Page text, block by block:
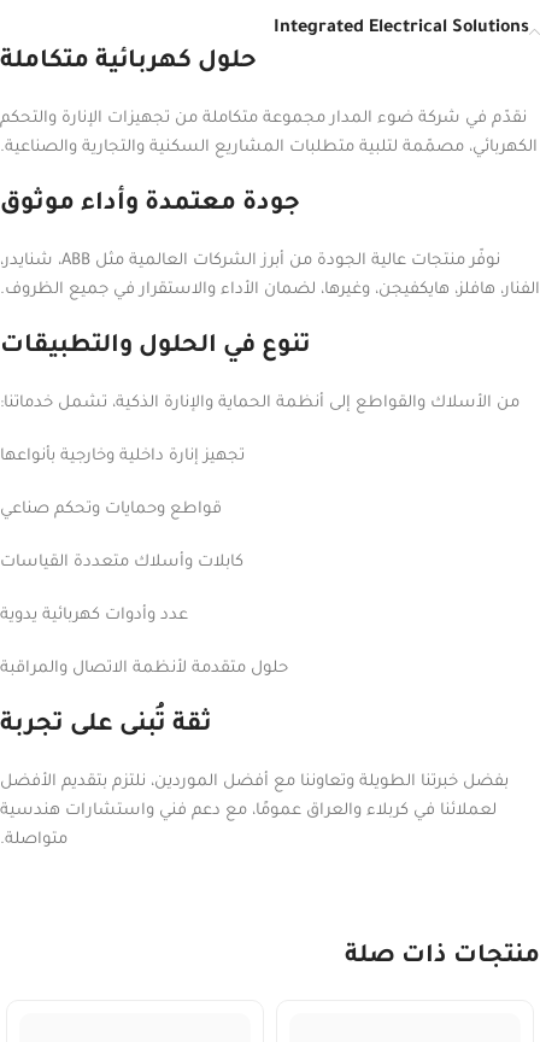
Integrated Electrical Solutions
حلول كهربائية متكاملة
نقدّم في شركة ضوء المدار مجموعة متكاملة من تجهيزات الإنارة والتحكم
الكهربائي، مصمّمة لتلبية متطلبات المشاريع السكنية والتجارية والصناعية.
جودة معتمدة وأداء موثوق
نوفّر منتجات عالية الجودة من أبرز الشركات العالمية مثل ABB، شنايدر،
الفنار، هافلز، هايكفيجن، وغيرها، لضمان الأداء والاستقرار في جميع الظروف.
تنوع في الحلول والتطبيقات
من الأسلاك والقواطع إلى أنظمة الحماية والإنارة الذكية، تشمل خدماتنا:
تجهيز إنارة داخلية وخارجية بأنواعها
قواطع وحمايات وتحكم صناعي
كابلات وأسلاك متعددة القياسات
عدد وأدوات كهربائية يدوية
حلول متقدمة لأنظمة الاتصال والمراقبة
ثقة تُبنى على تجربة
بفضل خبرتنا الطويلة وتعاوننا مع أفضل الموردين، نلتزم بتقديم الأفضل
لعملائنا في كربلاء والعراق عمومًا، مع دعم فني واستشارات هندسية
متواصلة.
منتجات ذات صلة